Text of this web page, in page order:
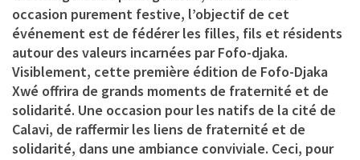
occasion purement festive, l’objectif de cet
événement est de fédérer les filles, fils et résidents
autour des valeurs incarnées par Fofo-djaka.
Visiblement, cette première édition de Fofo-Djaka
Xwé offrira de grands moments de fraternité et de
solidarité. Une occasion pour les natifs de la cité de
Calavi, de raffermir les liens de fraternité et de
solidarité, dans une ambiance conviviale. Ceci, pour